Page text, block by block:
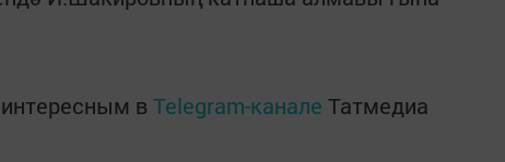
в Telegram-канале Татмедиа